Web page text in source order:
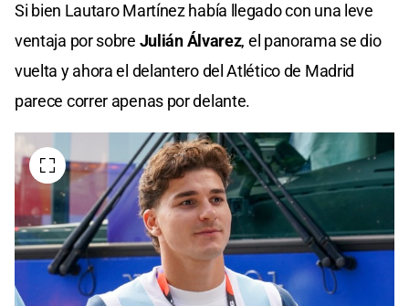
Si bien Lautaro Martínez había llegado con una leve
ventaja por sobre Julián Álvarez, el panorama se dio
vuelta y ahora el delantero del Atlético de Madrid
parece correr apenas por delante.